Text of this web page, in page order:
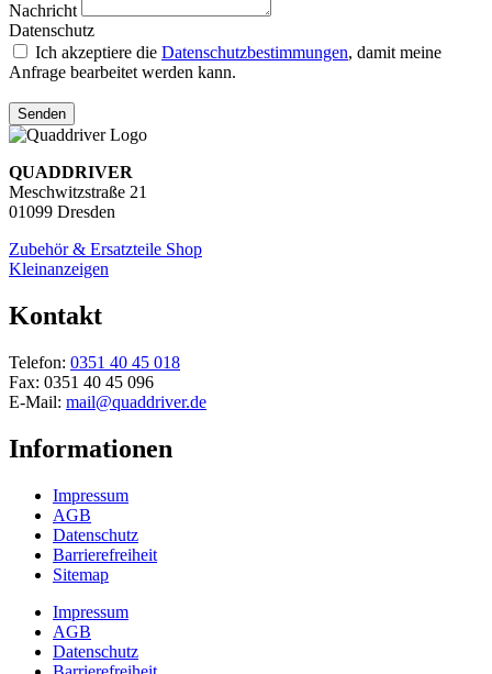
Nachricht
Datenschutz
Ich akzeptiere die Datenschutzbestimmungen, damit meine
Anfrage bearbeitet werden kann.
Senden
QUADDRIVER
Meschwitzstraße 21
01099 Dresden
Zubehör & Ersatzteile Shop
Kleinanzeigen
Kontakt
Telefon: 0351 40 45 018
Fax: 0351 40 45 096
E-Mail: mail@quaddriver.de
Informationen
Impressum
AGB
Datenschutz
Barrierefreiheit
Sitemap
Impressum
AGB
Datenschutz